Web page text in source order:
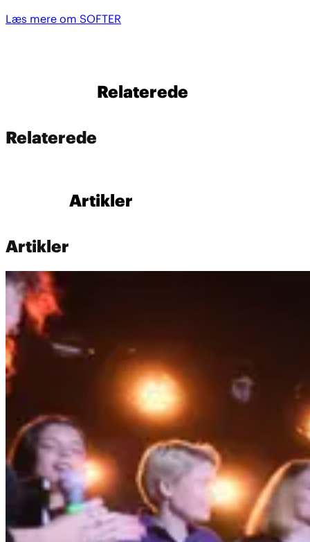
Læs mere om SOFTER
Relaterede
Relaterede
Artikler
Artikler